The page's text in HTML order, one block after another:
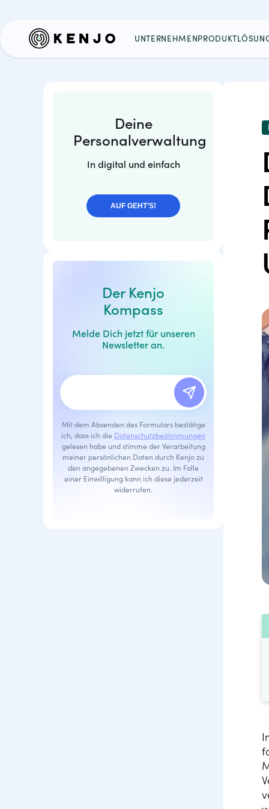
UNTERNEHMENPRODUKT
Deine
Personalverwaltung
In digital und einfach
AUF GEHT’S!
Der Kenjo
Kompass
Melde Dich jetzt für unseren
Newsletter an.
Mit dem Absenden des Formulars bestätige
ich, dass ich die Datenschutzbestimmungen
gelesen habe und stimme der Verarbeitung
meiner persönlichen Daten durch Kenjo zu
den angegebenen Zwecken zu. Im Falle
einer Einwilligung kann ich diese jederzeit
widerrufen.